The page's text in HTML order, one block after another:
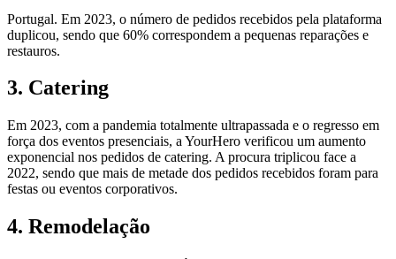
Portugal. Em 2023, o número de pedidos recebidos pela plataforma
duplicou, sendo que 60% correspondem a pequenas reparações e
restauros.
3. Catering
Em 2023, com a pandemia totalmente ultrapassada e o regresso em
força dos eventos presenciais, a YourHero verificou um aumento
exponencial nos pedidos de catering. A procura triplicou face a
2022, sendo que mais de metade dos pedidos recebidos foram para
festas ou eventos corporativos.
4. Remodelação